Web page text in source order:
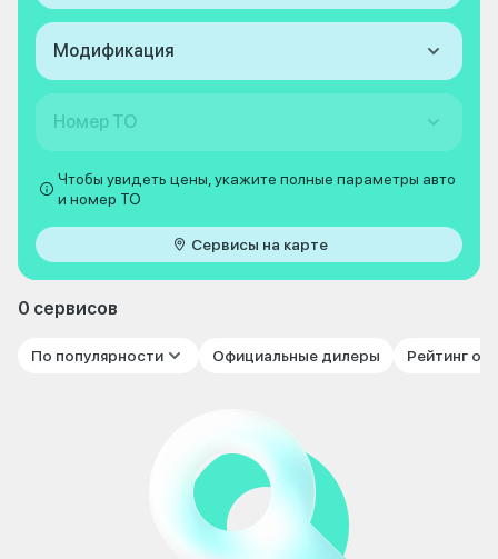
Модификация
Номер ТО
Чтобы увидеть цены, укажите полные параметры авто
и номер ТО
Сервисы на карте
0 сервисов
По популярности Официальные дилеры Рейтинг